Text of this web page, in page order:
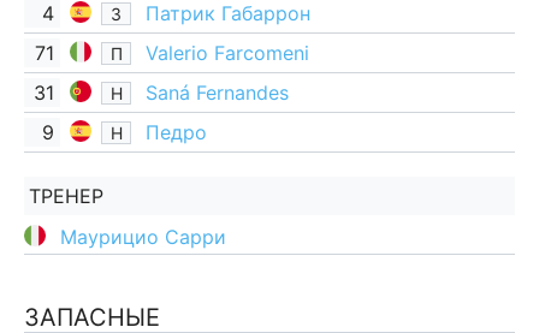
4
З
Патрик Габаррон
71
П
Valerio Farcomeni
31
Н
Saná Fernandes
9
Н Педро
ТРЕНЕР
Маурицио Сарри
ЗАПАСНЫЕ